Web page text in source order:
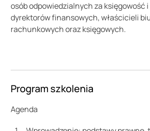
osób odpowiedzialnych za księgowość
dyrektorów finansowych, właścicieli
rachunkowych oraz księgowych.
Program szkolenia
Agenda